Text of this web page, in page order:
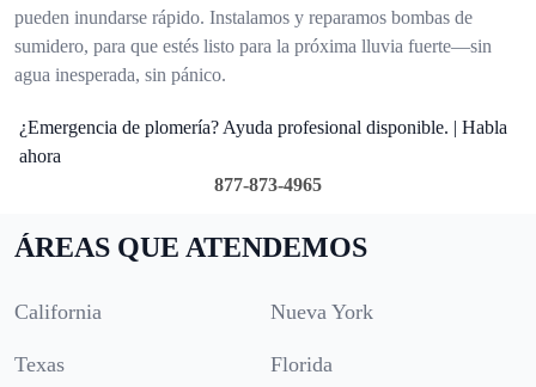
pueden inundarse rápido. Instalamos y reparamos bombas de
sumidero, para que estés listo para la próxima lluvia fuerte—sin
agua inesperada, sin pánico.
¿Emergencia de plomería? Ayuda profesional disponible. | Habla
ahora
877-873-4965
ÁREAS QUE ATENDEMOS
California Nueva York
Texas Florida